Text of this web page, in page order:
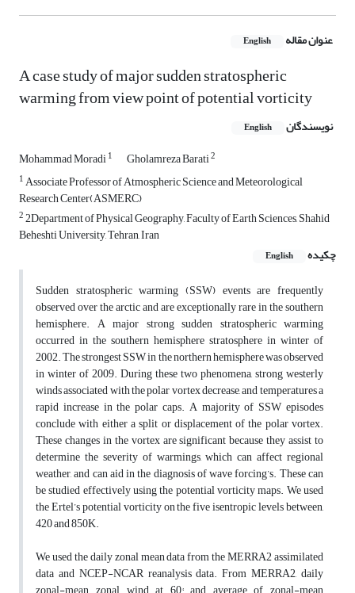
عنوان مقاله English
A case study of major sudden stratospheric
warming from view point of potential vorticity
نویسندگان English
Mohammad Moradi1 Gholamreza Barati2
1Associate Professor of Atmospheric Science and Meteorological
Research Center(ASMERC)
22Department of Physical Geography, Faculty of Earth Sciences, Shahid
Beheshti University, Tehran, Iran
چکیده
English
Sudden stratospheric warming (SSW) events are frequently
observed over the arctic and are exceptionally rare in the southern
hemisphere. A major strong sudden stratospheric warming
occurred in the southern hemisphere stratosphere in winter of
2002. The strongest SSW in the northern hemisphere was observed
in winter of 2009. During these two phenomena, strong westerly
winds associated with the polar vortex decrease, and temperatures a
rapid increase in the polar caps. A majority of SSW episodes
conclude with either a split or displacement of the polar vortex.
These changes in the vortex are significant because they assist to
determine the severity of warmings, which can affect regional
weather, and can aid in the diagnosis of wave forcing’s. These can
be studied effectively using the potential vorticity maps. We used
the Ertel’s potential vorticity on the five isentropic levels between,
420 and 850K.
We used the daily zonal mean data from the MERRA2 assimilated
data and NCEP-NCAR reanalysis data. From MERRA2, daily